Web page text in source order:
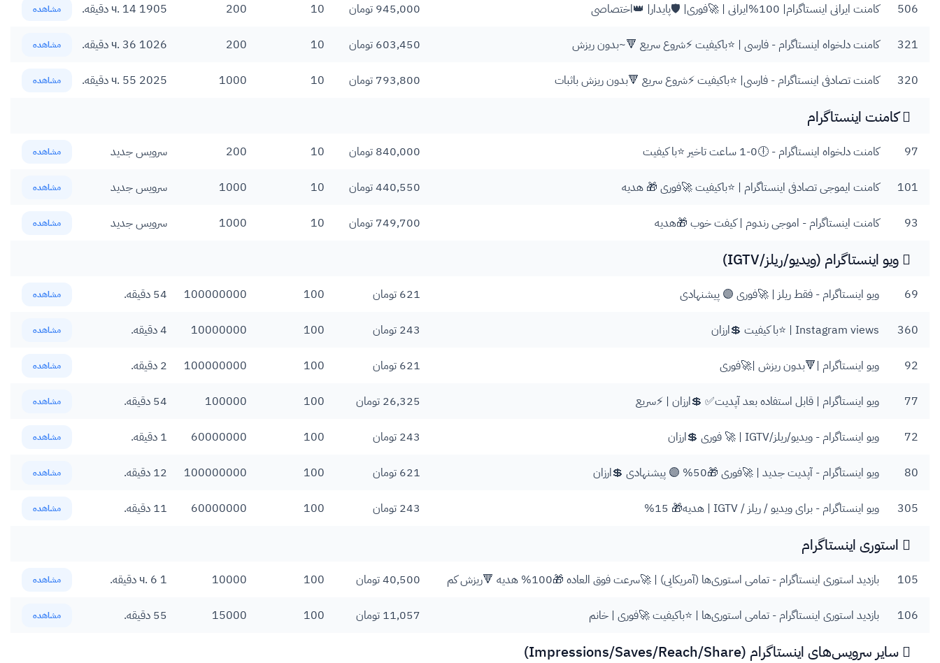
506 کامنت ایرانی اینستاگرام| 100%ایرانی | 🚀فوری| 🛡پایدار| 👑اختصاصی 945,000 تومان 10
200 1905 ч. 14 دقیقه. مشاهده
321 کامنت دلخواه اینستاگرام - فارسی | ⭐️باکیفیت ⚡️شروع سریع 🔻~بدون ریزش 603,450 تومان 10
200 1026 ч. 36 دقیقه. مشاهده
320 کامنت تصادفی اینستاگرام - فارسی| ⭐️باکیفیت ⚡️شروع سریع 🔻بدون ریزش باثبات 793,800 تومان 10
1000 2025 ч. 55 دقیقه. مشاهده
کامنت اینستاگرام
97 کامنت دلخواه اینستاگرام - 🕕0-1 ساعت تاخیر ⭐️با کیفیت 840,000 تومان 10
200 سرویس جدید مشاهده
101 کامنت ایموجی تصادفی اینستاگرام | ⭐️باکیفیت 🚀فوری 🎁 هدیه 440,550 تومان 10
1000 سرویس جدید مشاهده
93 کامنت اینستاگرام - اموجی رندوم | کیفت خوب 🎁هدیه 749,700 تومان 10
1000 سرویس جدید مشاهده
ویو اینستاگرام (ویدیو/ریلز/IGTV)
69 ویو اینستاگرام - فقط ریلز | 🚀فوری 🟣 پیشنهادی 621 تومان 100
100000000 54 دقیقه. مشاهده
360 Instagram views | ⭐️با کیفیت 💲ارزان 243 تومان 100
10000000 4 دقیقه. مشاهده
92 ویو اینستاگرام |🔻بدون ریزش |🚀فوری 621 تومان 100
100000000 2 دقیقه. مشاهده
77 ویو اینستاگرام | قابل استفاده بعد آپدیت✅ 💲ارزان | ⚡️سریع 26,325 تومان 100
100000 54 دقیقه. مشاهده
72 ویو اینستاگرام - ویدیو/ریلز/IGTV | 🚀 فوری 💲ارزان 243 تومان 100
60000000 1 دقیقه. مشاهده
80 ویو اینستاگرام - آپدیت جدید | 🚀فوری 🎁50% 🟣 پیشنهادی 💲ارزان 621 تومان 100
100000000 12 دقیقه. مشاهده
305 ویو اینستاگرام - برای ویدیو / ریلز / IGTV | هدیه🎁 15% 243 تومان 100
60000000 11 دقیقه. مشاهده
استوری اینستاگرام
105 بازدید استوری اینستاگرام - تمامی استوری‌ها (آمریکایی) | 🚀سرعت فوق العاده 🎁100% هدیه 🔻ریزش کم 40,500 تومان 100
10000 1 ч. 6 دقیقه. مشاهده
106 بازدید استوری اینستاگرام - تمامی استوری‌ها | ⭐️باکیفیت 🚀فوری | خانم 11,057 تومان 100
15000 55 دقیقه. مشاهده
سایر سرویس‌های اینستاگرام (Impressions/Saves/Reach/Share)